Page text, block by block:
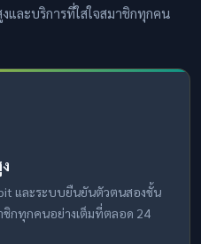
ละบริการที่ใส่ใจสมาชิกทุกคน
bit และระบบยืนยันตัวตนสองชั้น
ชิกทุกคนอย่างเต็มที่ตลอด 24